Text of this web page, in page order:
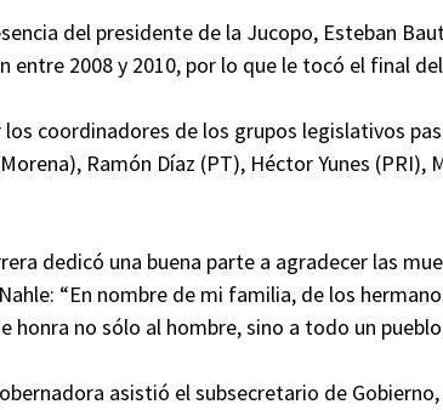
del presidente de la Jucopo, Esteban
entre 2008 y 2010, por lo que le tocó el final
coordinadores de los grupos legislativos
Ramón Díaz (PT), Héctor Yunes (PRI),
dedicó una buena parte a agradecer las
“En nombre de mi familia, de los
honra no sólo al hombre, sino a todo un
asistió el subsecretario de